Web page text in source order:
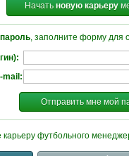
Начать новую карьеру
, заполните форму для
mail:
Отправить мне мой
карьеру футбольного